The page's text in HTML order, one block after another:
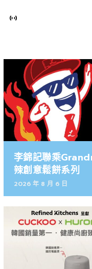
李錦記聯乘
辣創意鬆餅系列
2026 年 8 月 6 日